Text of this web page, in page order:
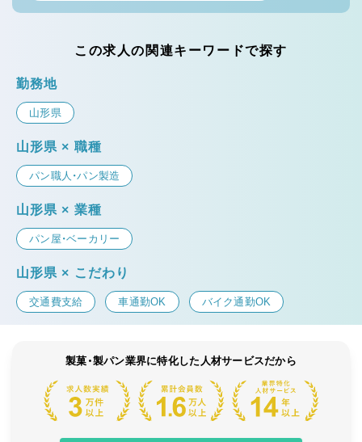
この求人の関連キーワードで探す
勤務地
山形県
山形県 × 職種
パン職人・パン製造
山形県 × 業種
パン屋・ベーカリー
山形県 × こだわり
交通費支給 車通勤OK バイク通勤OK
製菓・製パン業界に特化した人材サービスだから